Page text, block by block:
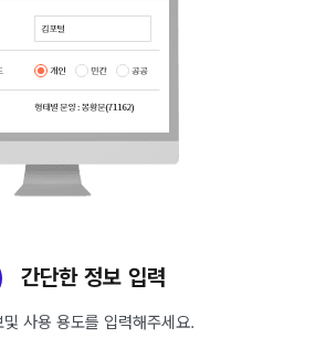
간단한 정보 입력
및 사용 용도를 입력해주세요.